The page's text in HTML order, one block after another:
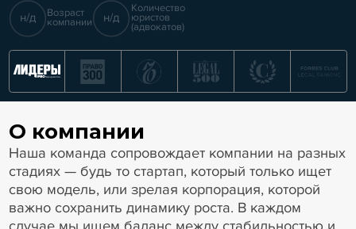
н/д Возраст
компании н/д
Количество
юристов
(адвокатов)
О компании
Наша команда сопровождает компании на разных
стадиях — будь то стартап, который только ищет
свою модель, или зрелая корпорация, которой
важно сохранить динамику роста. В каждом